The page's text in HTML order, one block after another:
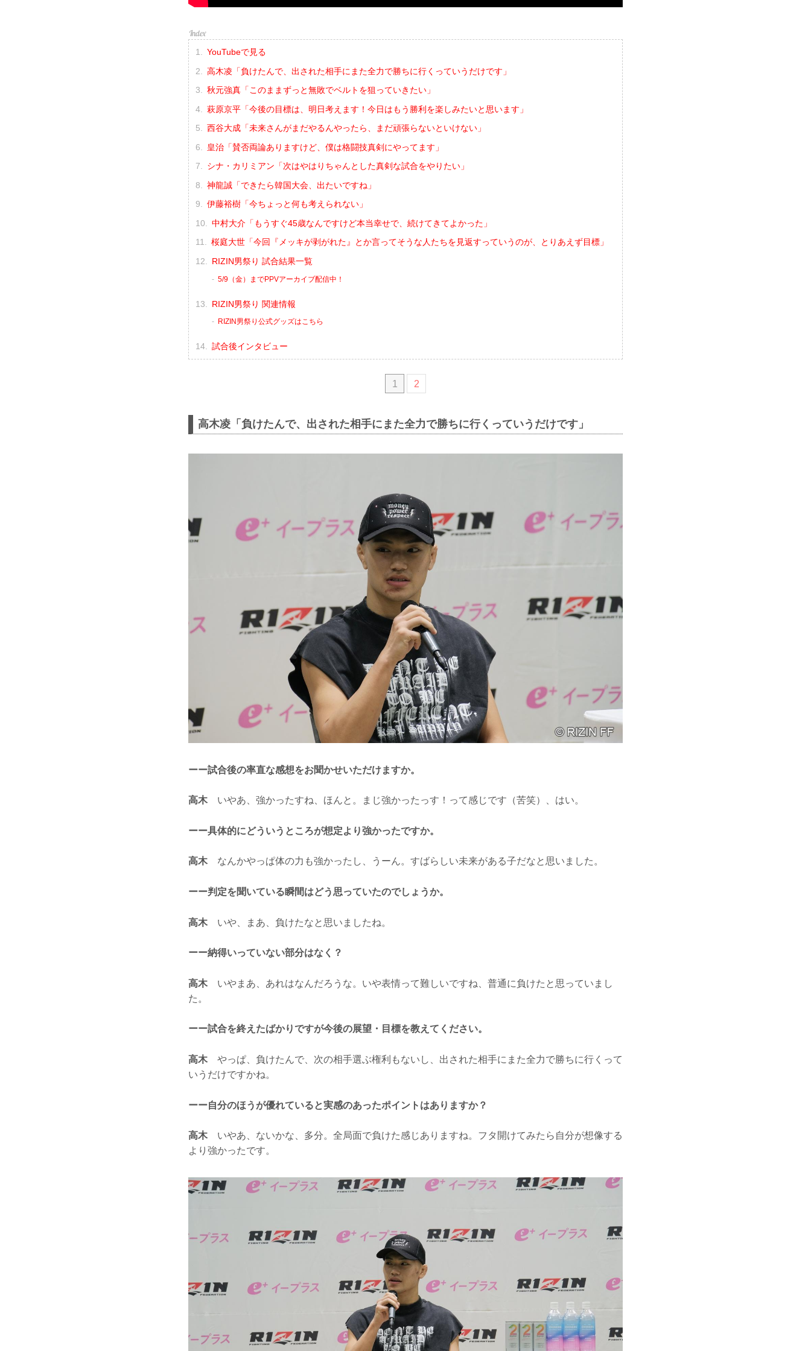
YouTubeで見る
高木凌「負けたんで、出された相手にまた全力で勝ちに行くっていうだけです」
秋元強真「このままずっと無敗でベルトを狙っていきたい」
萩原京平「今後の目標は、明日考えます！今日はもう勝利を楽しみたいと思います」
西谷大成「未来さんがまだやるんやったら、まだ頑張らないといけない」
皇治「賛否両論ありますけど、僕は格闘技真剣にやってます」
シナ・カリミアン「次はやはりちゃんとした真剣な試合をやりたい」
神龍誠「できたら韓国大会、出たいですね」
伊藤裕樹「今ちょっと何も考えられない」
中村大介「もうすぐ45歳なんですけど本当幸せで、続けてきてよかった」
桜庭大世「今回『メッキが剥がれた』とか言ってそうな人たちを見返すっていうのが、とりあえず目標」
RIZIN男祭り 試合結果一覧
5/9（金）までPPVアーカイブ配信中！
RIZIN男祭り 関連情報
RIZIN男祭り公式グッズはこちら
試合後インタビュー
1 2
高木凌「負けたんで、出された相手にまた全力で勝ちに行くっていうだけです」
ーー試合後の率直な感想をお聞かせいただけますか。
高木 いやあ、強かったすね、ほんと。まじ強かったっす！って感じです（苦笑）、はい。
ーー具体的にどういうところが想定より強かったですか。
高木 なんかやっぱ体の力も強かったし、うーん。すばらしい未来がある子だなと思いました。
ーー判定を聞いている瞬間はどう思っていたのでしょうか。
高木 いや、まあ、負けたなと思いましたね。
ーー納得いっていない部分はなく？
高木 いやまあ、あれはなんだろうな。いや表情って難しいですね、普通に負けたと思っていまし
た。
ーー試合を終えたばかりですが今後の展望・目標を教えてください。
高木 やっぱ、負けたんで、次の相手選ぶ権利もないし、出された相手にまた全力で勝ちに行くって
いうだけですかね。
ーー自分のほうが優れていると実感のあったポイントはありますか？
高木 いやあ、ないかな、多分。全局面で負けた感じありますね。フタ開けてみたら自分が想像する
より強かったです。